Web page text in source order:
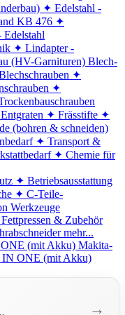
✦ Edelstahl -
KB 476 ✦
✦ Lindapter -
(HV-Garnituren) Blech-
✦
✦
✦ Frässtifte ✦
(bohren & schneiden)
✦ Transport &
✦ Chemie für
✦ Betriebsausstattung
✦ C-Teile-
Werkzeuge
Fettpressen & Zubehör
mehr...
(mit Akku) Makita-
ONE (mit Akku)
→